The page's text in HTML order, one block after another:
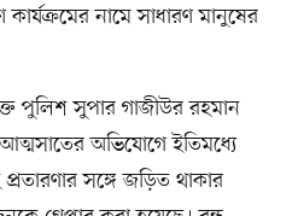
কার্যক্রমের নামে সাধারণ মানুষের
পুলিশ সুপার গাজীউর রহমান
অভিযোগে ইতিমধ্যে
সঙ্গে জড়িত থাকার